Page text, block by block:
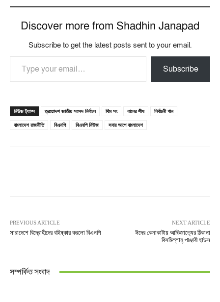
Discover more from Shadhin Janapad
Subscribe to get the latest posts sent to your email.
Type your email…
Subscribe
নিউজ ট্যাগ্স ত্রয়োদশ জাতীয় সংসদ নির্বাচন থিম সং ধানের শীষ
নির্বাচনী গান
বাংলাদেশ রাজনীতি
বিএনপি বিএনপি নিউজ সবার আগে বাংলাদেশ
PREVIOUS ARTICLE
সারাদেশে বিদ্রোহীদের বহিষ্কার করলো বিএনপি
NEXT ARTICLE
ঈদের কেনাকাটায় আভিজাত্যের ঠিকানা
বিসমিল্লাহ্ পাঞ্জাবী হাউস
সম্পর্কিত সংবাদ